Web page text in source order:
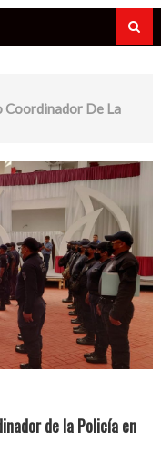
Coordinador De La
de la Policía en